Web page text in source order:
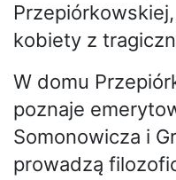
kobiety z
W domu
poznaje
Somonowicza i
prowadzą